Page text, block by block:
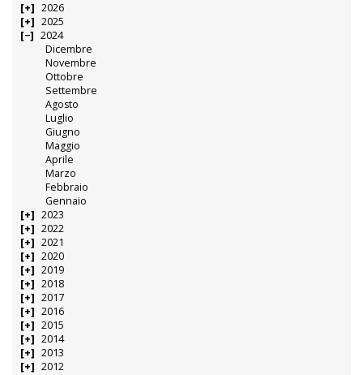
2026
2025
2024
Dicembre
Novembre
Ottobre
Settembre
Agosto
Luglio
Giugno
Maggio
Aprile
Marzo
Febbraio
Gennaio
2023
2022
2021
2020
2019
2018
2017
2016
2015
2014
2013
2012